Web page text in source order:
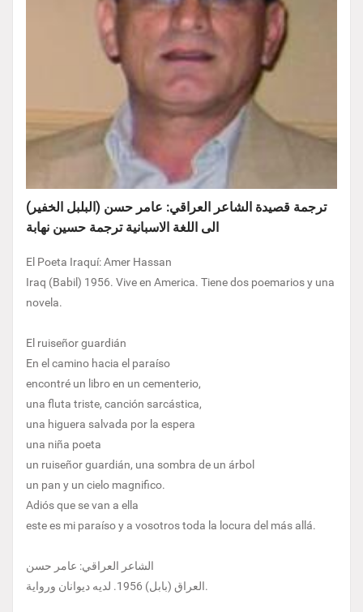
ترجمة قصيدة الشاعر العراقي: عامر حسن (البلبل الخفير)
الى اللغة الاسبانية ترجمة حسين نهابة
El Poeta Iraquí: Amer Hassan
Iraq (Babil) 1956. Vive en America. Tiene dos poemarios y una
novela.
El ruiseñor guardián
En el camino hacia el paraíso
encontré un libro en un cementerio,
una fluta triste, canción sarcástica,
una higuera salvada por la espera
una niña poeta
un ruiseñor guardián, una sombra de un árbol
un pan y un cielo magnifico.
Adiós que se van a ella
este es mi paraíso y a vosotros toda la locura del más allá.
الشاعر العراقي: عامر حسن
العراق (بابل) 1956. لديه ديوانان ورواية.